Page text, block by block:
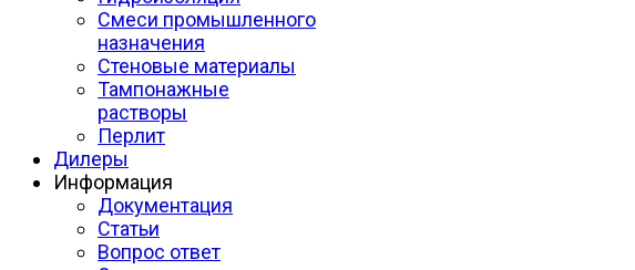
Смеси промышленного
назначения
Стеновые материалы
Тампонажные
растворы
Перлит
Дилеры
Информация
Документация
Статьи
Вопрос ответ